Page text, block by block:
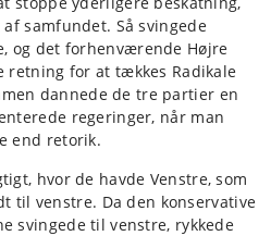
samfundet. Så svingede
og det forhenværende Højre
for at tækkes Radikale
dannede de tre partier en
regeringer, når man
end retorik.
hvor de havde Venstre, som
til venstre. Da den konservative
svingede til venstre, rykkede